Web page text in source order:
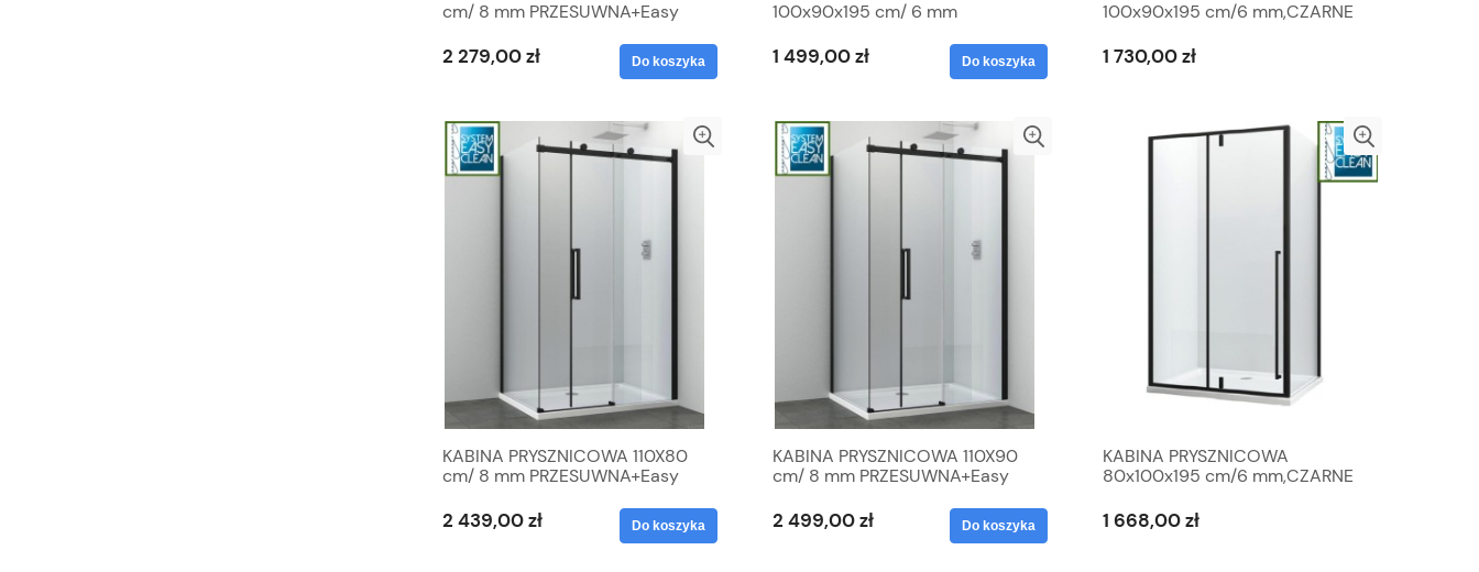
cm/ 8 mm PRZESUWNA+Easy
2 279,00 zł Do koszyka
100x90x195 cm/ 6 mm
1 499,00 zł Do koszyka
100x90x195 cm/6 mm,CZARNE
1 730,00 zł
KABINA PRYSZNICOWA 110X80
cm/ 8 mm PRZESUWNA+Easy
2 439,00 zł Do koszyka
KABINA PRYSZNICOWA 110X90
cm/ 8 mm PRZESUWNA+Easy
2 499,00 zł Do koszyka
KABINA PRYSZNICOWA
80x100x195 cm/6 mm,CZARNE
1 668,00 zł